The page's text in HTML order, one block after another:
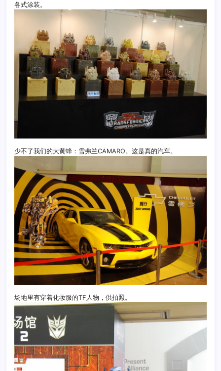
各式涂装。
少不了我们的大黄蜂：雪弗兰CAMARO。这是真的汽车。
场地里有穿着化妆服的TF人物，供拍照。